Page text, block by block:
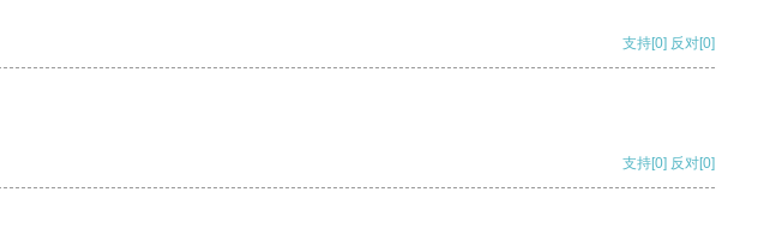
支持[0] 反对[0]
支持[0] 反对[0]